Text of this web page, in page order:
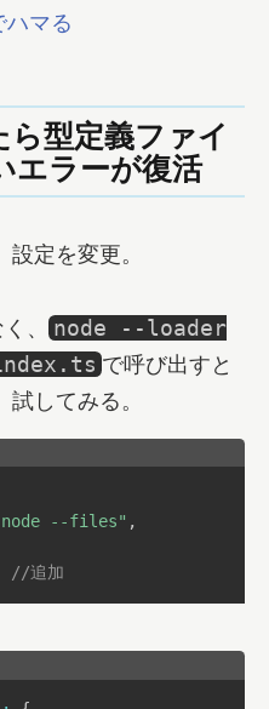
ハマる
ら型定義ファイ
エラーが復活
定を変更。
く、 node --loader
で呼び出すと
してみる。
--files" ,
//追加